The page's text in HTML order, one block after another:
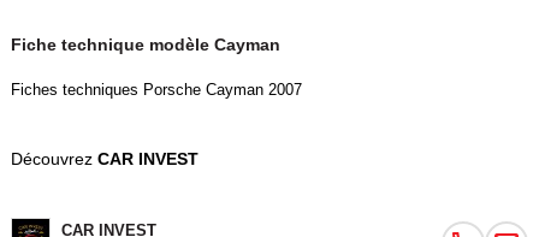
Fiche technique modèle Cayman
Fiches techniques Porsche Cayman 2007
Découvrez CAR INVEST
CAR INVEST